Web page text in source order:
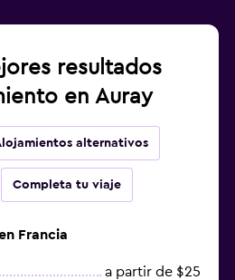
resultados
en Auray
alternativos
Completa tu viaje
Francia
a partir de $25